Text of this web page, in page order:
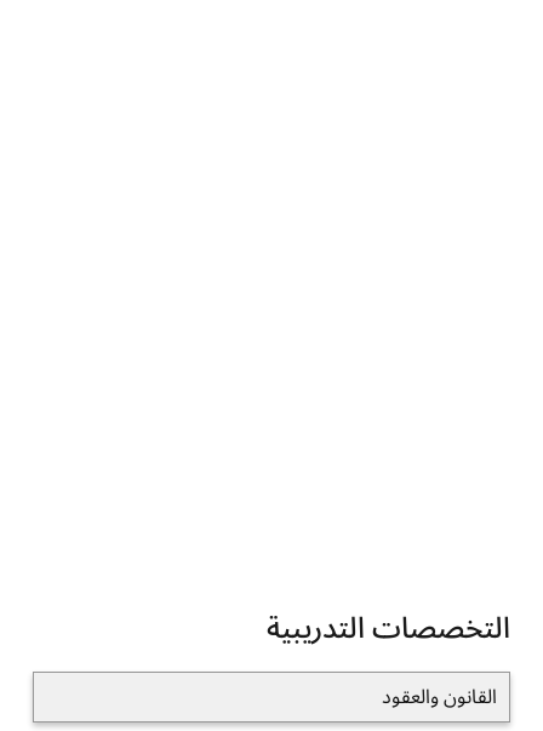
التخصصات التدريبية
القانون والعقود